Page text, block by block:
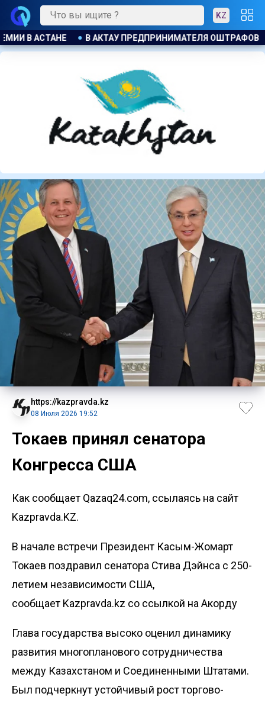
KZ
ЗА БЕСПЛАТНУЮ РАЗДАЧУ МОРОЖЕНОГО ДЕТЯМ
https://kazpravda.kz
08 Июля 2026 19:52
Токаев принял сенатора
Конгресса США
Как сообщает Qazaq24.com, ссылаясь на сайт
Kazpravda.KZ.
В начале встречи Президент Касым-Жомарт
Токаев поздравил сенатора Стива Дэйнса с 250-
летием независимости США,
сообщает Kazpravda.kz со ссылкой на Акорду
Глава государства высоко оценил динамику
развития многопланового сотрудничества
между Казахстаном и Соединенными Штатами.
Был подчеркнут устойчивый рост торгово-